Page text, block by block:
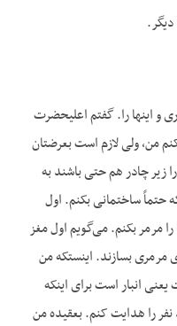
و اینها را. گفتم اعلیحضرت
من، ولی لازم است بعرضتان
زیر چادر هم حتی باشند به
حتماً ساختمانی بکنم. اول
مرمر بکنم. می‌گویم اول مغز
مرمری بسازند. اینستکه من
انبار است برای اینکه
را هدایت کنم. بعقیده من